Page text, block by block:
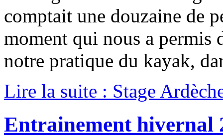
comptait une douzaine de
moment qui nous a permis
notre pratique du kayak,
Lire la suite : Stage
Entrainement hivernal